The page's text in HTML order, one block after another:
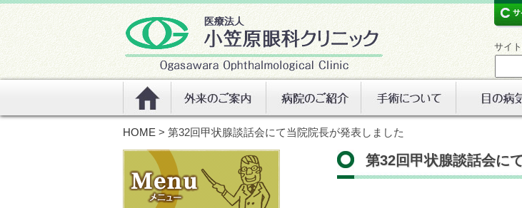
サイ
HOME > 第32回甲状腺談話会にて当院院長が発表しました
第32回甲状腺談話会に